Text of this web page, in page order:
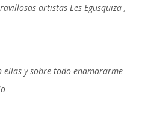
artistas Les Egusquiza ,
ellas y sobre todo enamorarme